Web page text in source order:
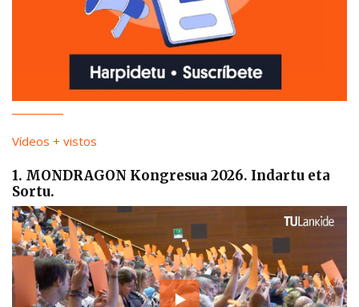
Vídeos + vistos
1. MONDRAGON Kongresua 2026. Indartu eta
Sortu.